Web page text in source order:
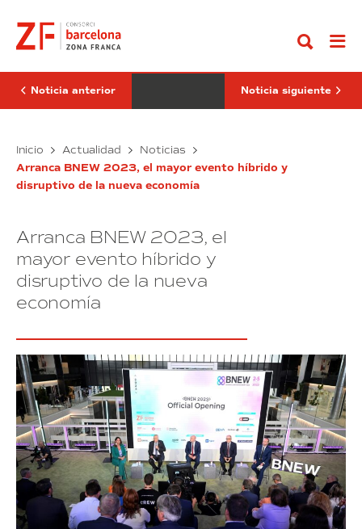
contenido
reconocido
como
la
iniciativa
empresarial
Noticia anterior
para
la
Noticia siguiente
Inicio Actualidad Noticias
Arranca BNEW 2023, el mayor evento híbrido y
disruptivo de la nueva economía
Arranca BNEW 2023, el
mayor evento híbrido y
disruptivo de la nueva
economía
Barcelona
reconocido
como
iniciativa
empresarial
España
público-